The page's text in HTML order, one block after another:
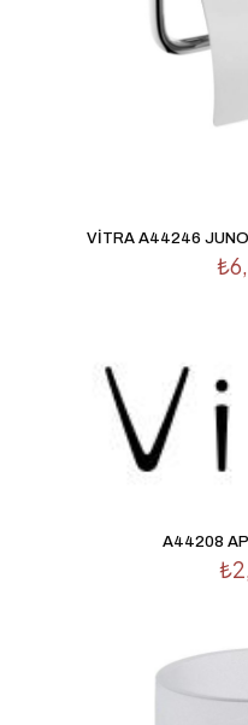
VİTRA A44246 JUNO
₺
A44208
₺